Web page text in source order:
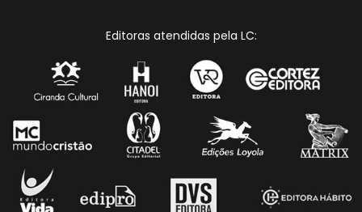
Editoras atendidas pela LC: